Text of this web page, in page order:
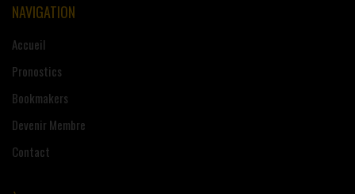
NAVIGATION
Accueil
Pronostics
Bookmakers
Devenir Membre
Contact